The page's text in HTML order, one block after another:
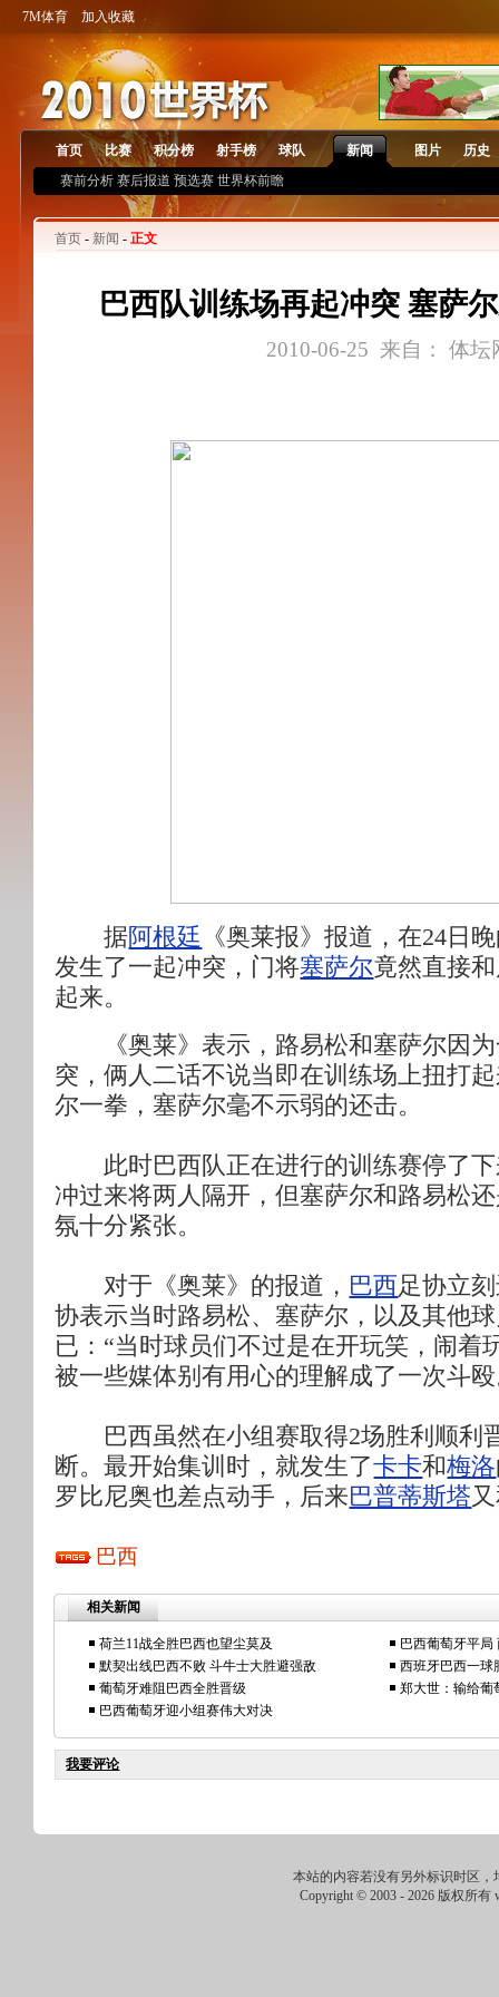
7M体育 加入收藏
首页 比赛 积分榜 射手榜 球队 新闻 图片
历史
赛前分析 赛后报道 预选赛 世界杯前瞻
首页 - 新闻 -正文
巴西队训练场再起冲突 塞萨
2010-06-25 来自： 体坛
据阿根廷 《奥莱报》报道，在24日
发生了一起冲突，门将塞萨尔竟然直接
起来。
《奥莱》表示，路易松和塞萨尔因为
突，俩人二话不说当即在训练场上扭打
尔一拳，塞萨尔毫不示弱的还击。
此时巴西队正在进行的训练赛停了下
冲过来将两人隔开，但塞萨尔和路易松
氛十分紧张。
对于《奥莱》的报道， 巴西足协立
协表示当时路易松、塞萨尔，以及其他
已：“当时球员们不过是在开玩笑，闹着
被一些媒体别有用心的理解成了一次斗
巴西虽然在小组赛取得2场胜利顺利
断。最开始集训时，就发生了卡卡和梅洛
罗比尼奥也差点动手，后来巴普蒂斯塔
巴西
相关新闻
荷兰11战全胜巴西也望尘莫及
巴西葡萄牙平局
默契出线巴西不败 斗牛士大胜避强敌
西班牙巴西一球
葡萄牙难阻巴西全胜晋级
郑大世：输给葡
巴西葡萄牙迎小组赛伟大对决
我要评论
本站的内容若没有另外标识时区，
Copyright © 2003 -2026 版权所有